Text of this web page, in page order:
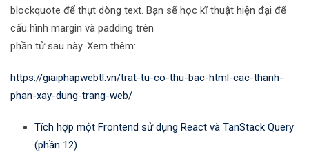
blockquote để thụt dòng text. Bạn sẽ học kĩ thuật hiện đại để
cấu hình margin và padding trên
phần tử sau này. Xem thêm:
https://giaiphapwebtl.vn/trat-tu-co-thu-bac-html-cac-thanh-
phan-xay-dung-trang-web/
Tích hợp một Frontend sử dụng React và TanStack Query
(phần 12)